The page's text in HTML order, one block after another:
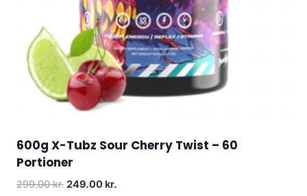
600g X-Tubz Sour Cherry Twist – 60
Portioner
299.00kr. Original
249.00 kr.